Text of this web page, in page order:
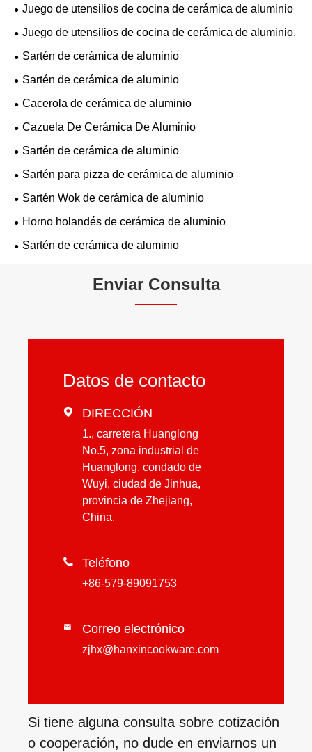
Juego de utensilios de cocina de cerámica de aluminio
Juego de utensilios de cocina de cerámica de aluminio.
Sartén de cerámica de aluminio
Sartén de cerámica de aluminio
Cacerola de cerámica de aluminio
Cazuela De Cerámica De Aluminio
Sartén de cerámica de aluminio
Sartén para pizza de cerámica de aluminio
Sartén Wok de cerámica de aluminio
Horno holandés de cerámica de aluminio
Sartén de cerámica de aluminio
Enviar Consulta
Datos de contacto
 DIRECCIÓN
1., carretera Huanglong
No.5, zona industrial de
Huanglong, condado de
Wuyi, ciudad de Jinhua,
provincia de Zhejiang,
China.
 Teléfono
+86-579-89091753
 Correo electrónico
zjhx@hanxincookware.com
Si tiene alguna consulta sobre cotización
o cooperación, no dude en enviarnos un